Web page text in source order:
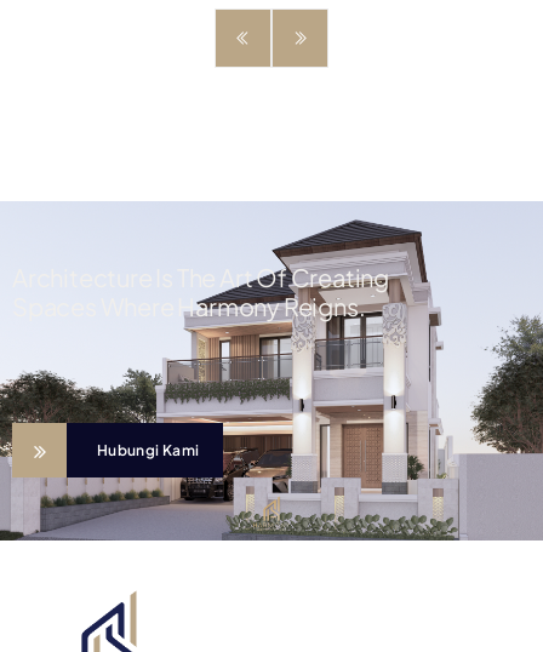
Architecture Is The Art Of Creating
Spaces Where Harmony Reigns.
Hubungi Kami